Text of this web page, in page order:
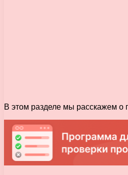
В этом разделе мы расскажем о